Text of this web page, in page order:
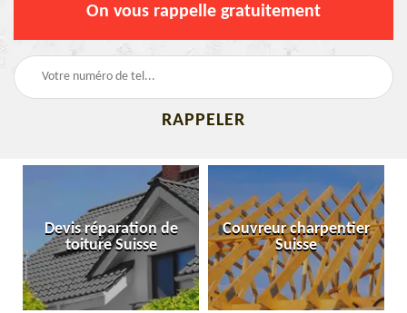
On vous rappelle gratuitement
Devis réparation de
toiture Suisse
Couvreur charpentier
Suisse